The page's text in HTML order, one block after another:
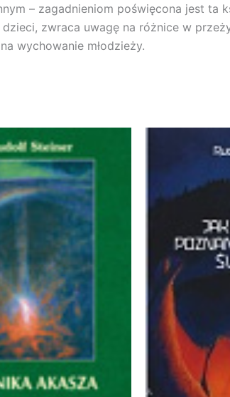
– zagadnieniom poświęcona jest ta
zwraca uwagę na różnice w
wychowanie młodzieży.